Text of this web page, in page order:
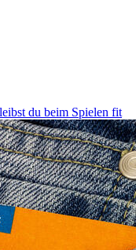
du beim Spielen fit